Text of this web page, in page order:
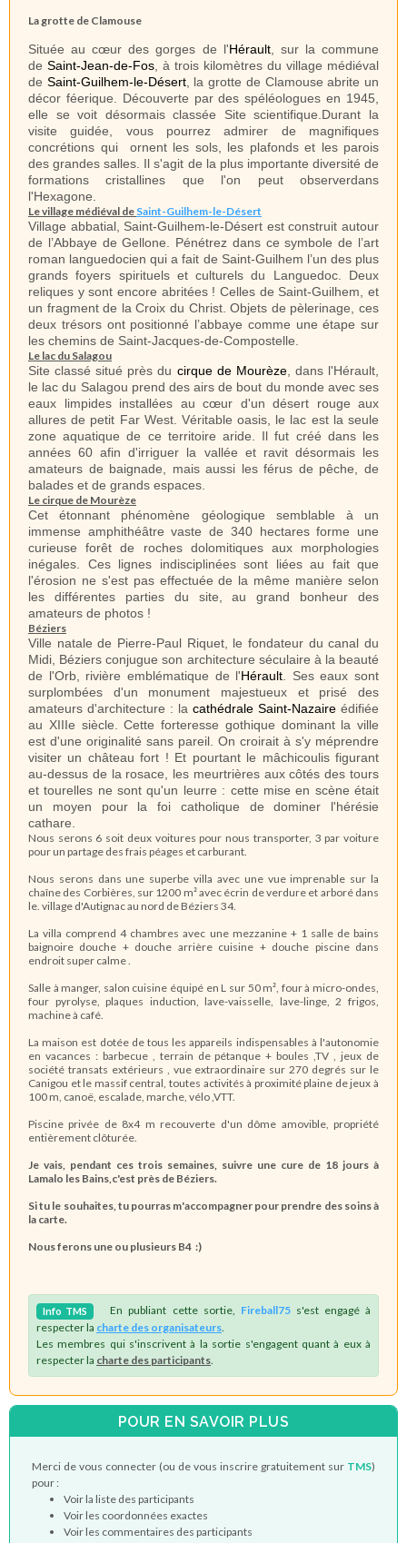
La grotte de Clamouse
Située au cœur des gorges de l'Hérault, sur la commune
de Saint-Jean-de-Fos , à trois kilomètres du village médiéval
de Saint-Guilhem-le-Désert, la grotte de Clamouse abrite un
décor féerique. Découverte par des spéléologues en 1945,
elle se voit désormais classée Site scientifique. Durant la
visite guidée, vous pourrez admirer de magnifiques
concrétions qui ornent les sols, les plafonds et les parois
des grandes salles. Il s'agit de la plus importante diversité de
formations cristallines que l'on peut observerdans
l'Hexagone.
Le village médiéval de Saint-Guilhem-le-Désert
Village abbatial, Saint-Guilhem-le-Désert est construit autour
de l’Abbaye de Gellone. Pénétrez dans cesymbole de l’art
roman languedocien qui a fait de Saint-Guilhem l’un des plus
grands foyers spirituels et culturels du Languedoc. Deux
reliques y sont encore abritées ! Celles de Saint-Guilhem, et
un fragment de la Croix du Christ. Objets de pèlerinage, ces
deux trésors ont positionné l’abbaye comme uneétape sur
les chemins de Saint-Jacques-de-Compostelle.
Le lac du Salagou
Site classé situé près du cirque de Mourèze, dans l'Hérault,
le lac du Salagou prend des airs de bout du monde avec ses
eaux limpides installées au cœur d'un désert rouge aux
allures de petit Far West. Véritable oasis, le lac est la seule
zone aquatique de ce territoire aride. Il fut créé dans les
années 60 afin d'irriguer la vallée et ravit désormais les
amateurs de baignade, mais aussi les férus de pêche, de
balades et de grands espaces.
Le cirque de Mourèze
Cet étonnant phénomène géologique semblable à un
immense amphithéâtre vaste de 340 hectares forme une
curieuse forêt de roches dolomitiques aux morphologies
inégales. Ces lignes indisciplinées sont liées au fait que
l'érosion ne s'est pas effectuée de la même manière selon
les différentes parties du site, au grand bonheur des
amateurs de photos !
Béziers
Ville natale de Pierre-Paul Riquet, le fondateur du canal du
Midi, Béziers conjugue son architecture séculaire à la beauté
de l'Orb, rivière emblématique de l'Hérault . Ses eaux sont
surplombées d'un monument majestueux et prisé des
amateurs d'architecture : la cathédrale Saint-Nazaire édifiée
au XIIIe siècle. Cette forteresse gothique dominant la ville
est d'une originalité sans pareil. On croirait à s'y méprendre
visiter un château fort ! Et pourtant le mâchicoulis figurant
au-dessus de la rosace, les meurtrières aux côtés des tours
et tourelles ne sont qu'un leurre : cette mise en scène était
un moyen pour la foi catholique de dominer l'hérésie
cathare.
Nous serons 6 soit deux voitures pour nous transporter, 3 par voiture
pour un partage des frais péages et carburant.
Nous serons dans une superbe villa avec une vue imprenable sur la
chaîne des Corbières, sur 1200 m² avec écrin de verdure et arboré dans
le. village d'Autignac au nord de Béziers 34.
La villa comprend 4 chambres avec une mezzanine + 1 salle de bains
baignoire douche + douche arrière cuisine + douche piscine dans
endroit super calme .
Salle à manger, salon cuisine équipé en L sur 50 m², four à micro-ondes,
four pyrolyse, plaques induction, lave-vaisselle, lave-linge, 2 frigos,
machine à café.
La maison est dotée de tous les appareils indispensables à l'autonomie
en vacances : barbecue , terrain de pétanque + boules ,TV , jeux de
société transats extérieurs , vue extraordinaire sur 270 degrés sur le
Canigou et le massif central, toutes activités à proximité plaine de jeux à
100 m, canoë, escalade, marche, vélo ,VTT.
Piscine privée de 8x4 m recouverte d'un dôme amovible, propriété
entièrement clôturée.
Je vais, pendant ces trois semaines, suivre une cure de 18 jours à
Lamalo les Bains,c'est près de Béziers.
Si tu le souhaites, tu pourras m'accompagner pour prendre des soins à
la carte.
Nous ferons une ou plusieurs B4 :)
Info TMS En publiant cette sortie, Fireball75s'est engagé à
respecter la charte des organisateurs
Les membres qui s'inscrivent à la sortie s'engagent quant à eux à
respecter la charte des participants
POUR EN SAVOIR PLUS
Merci de vous connecter (ou de vous inscrire gratuitement sur TMS)
pour :
Voir la liste des participants
Voir les coordonnées exactes
Voir les commentaires des participants